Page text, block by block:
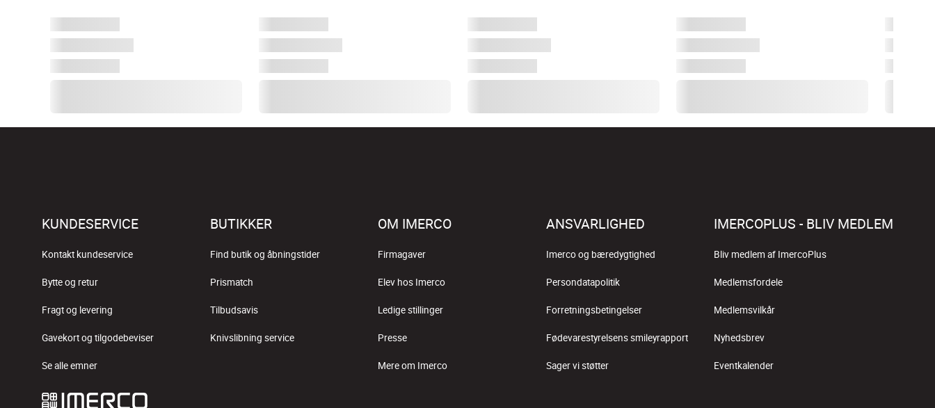
KUNDESERVICE
Kontakt kundeservice
Bytte og retur
Fragt og levering
Gavekort og tilgodebeviser
Se alle emner
BUTIKKER
Find butik og åbningstider
Prismatch
Tilbudsavis
Knivslibning service
OM IMERCO
Firmagaver
Elev hos Imerco
Ledige stillinger
Presse
Mere om Imerco
ANSVARLIGHED
Imerco og bæredygtighed
Persondatapolitik
Forretningsbetingelser
Fødevarestyrelsens smileyrapport
Sager vi støtter
IMERCOPLUS - BLIV MEDLEM
Bliv medlem af ImercoPlus
Medlemsfordele
Medlemsvilkår
Nyhedsbrev
Eventkalender